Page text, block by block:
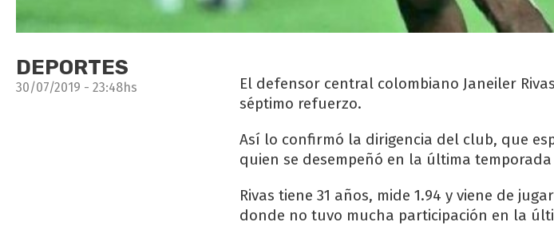
DEPORTES
30/07/2019 - 23:48hs
El defensor central colombiano Janeiler
séptimo refuerzo.
Así lo confirmó la dirigencia del club, que
quien se desempeñó en la última
Rivas tiene 31 años, mide 1.94 y viene de
donde no tuvo mucha participación en la